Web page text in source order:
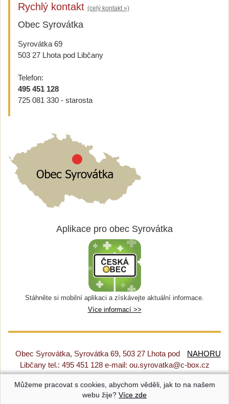
Rychlý kontakt (celý kontakt »)
Obec Syrovátka
Syrovátka 69
503 27 Lhota pod Libčany
Telefon:
495 451 128
725 081 330 - starosta
Aplikace pro obec Syrovátka
Stáhněte si mobilní aplikaci a získávejte aktuální informace.
Více informací >>
NAHORU
Obec Syrovátka, Syrovátka 69, 503 27 Lhota pod
Libčany tel.: 495 451 128 e-mail: ou.syrovatka@c-box.cz
Prohlášení o přístupnosti|Původní web|Nastavení cookies
Můžeme pracovat s cookies, abychom věděli, jak to na našem
webu žije? Více zde